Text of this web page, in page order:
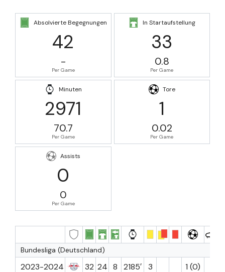
Absolvierte Begegnungen
42
-
Per Game
In Startaufstellung
33
0.8
Per Game
Minuten
2971
70.7
Per Game
Tore
1
0.02
Per Game
Assists
0
0
Per Game
Bundesliga (Deutschland)
2023-2024 32 24 8 2185′ 3 1 (0)